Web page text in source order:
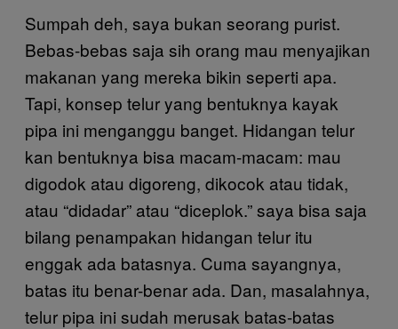
Sumpah deh, saya bukan seorang purist.
Bebas-bebas saja sih orang mau menyajikan
makanan yang mereka bikin seperti apa.
Tapi, konsep telur yang bentuknya kayak
pipa ini menganggu banget. Hidangan telur
kan bentuknya bisa macam-macam: mau
digodok atau digoreng, dikocok atau tidak,
atau “didadar” atau “diceplok.” saya bisa saja
bilang penampakan hidangan telur itu
enggak ada batasnya. Cuma sayangnya,
batas itu benar-benar ada. Dan, masalahnya,
telur pipa ini sudah merusak batas-batas